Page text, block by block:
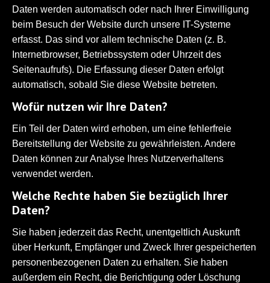
Daten werden automatisch oder nach Ihrer Einwilligung
beim Besuch der Website durch unsere IT-Systeme
erfasst. Das sind vor allem technische Daten (z. B.
Internetbrowser, Betriebssystem oder Uhrzeit des
Seitenaufrufs). Die Erfassung dieser Daten erfolgt
automatisch, sobald Sie diese Website betreten.
Wofür nutzen wir Ihre Daten?
Ein Teil der Daten wird erhoben, um eine fehlerfreie
Bereitstellung der Website zu gewährleisten. Andere
Daten können zur Analyse Ihres Nutzerverhaltens
verwendet werden.
Welche Rechte haben Sie bezüglich Ihrer
Daten?
Sie haben jederzeit das Recht, unentgeltlich Auskunft
über Herkunft, Empfänger und Zweck Ihrer gespeicherten
personenbezogenen Daten zu erhalten. Sie haben
außerdem ein Recht, die Berichtigung oder Löschung